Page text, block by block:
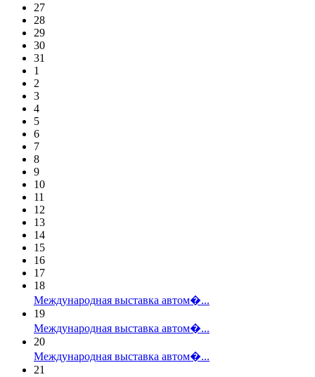
27
28
29
30
31
1
2
3
4
5
6
7
8
9
10
11
12
13
14
15
16
17
18
Международная выставка автом�...
19
Международная выставка автом�...
20
Международная выставка автом�...
21